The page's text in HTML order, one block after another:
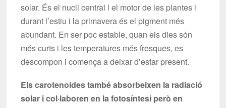
solar. És el nucli central i el motor de les plantes i
durant l’estiu i la primavera és el pigment més
abundant. En ser poc estable, quan els dies són
més curts i les temperatures més fresques, es
descompon i comença a deixar d’estar present.
Els carotenoides també absorbeixen la radiació
solar i col·laboren en la fotosíntesi però en